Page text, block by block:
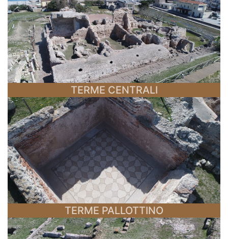
TERME CENTRALI
TERME PALLOTTINO